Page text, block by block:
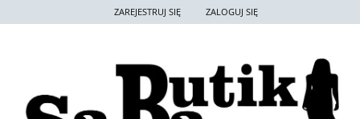
ZAREJESTRUJ SIĘ ZALOGUJ SIĘ